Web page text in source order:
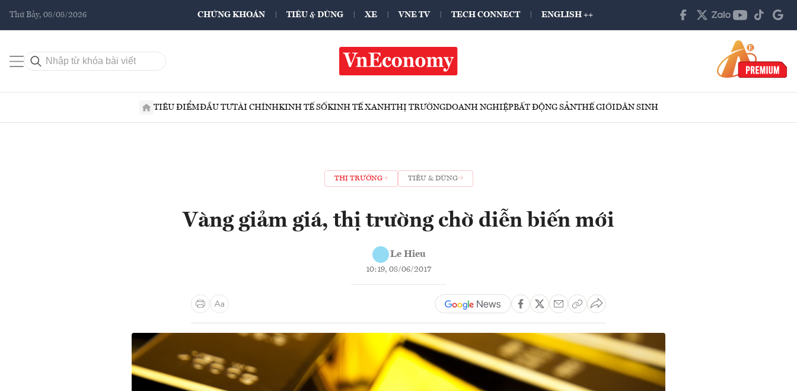
Thứ Bảy, 08/08/2026 CHỨNG KHOÁN TIÊU & DÙNG XE VNE TV TECH CONNECT ENGLISH ++
TIÊU ĐIỂMĐẦU TƯTÀI CHÍNHKINH TẾ SỐKINH TẾ XANHTHỊ TRƯỜNGDOANH NGHIỆPBẤT ĐỘNG SẢNTHẾ GIỚIDÂN SINH
THỊ TRƯỜNG TIÊU & DÙNG
Vàng giảm giá, thị trường chờ diễn biến mới
Le Hieu
10:19, 08/06/2017